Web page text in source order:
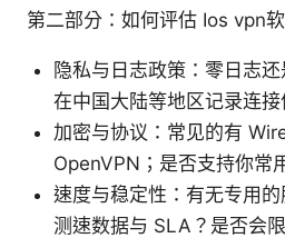
第二部分：如何评估 Ios vpn
隐私与日志政策：零日志
在中国大陆等地区记录连接
加密与协议：常见的有
OpenVPN；是否支持你常
速度与稳定性：有无专用
测速数据与 SLA？是否会